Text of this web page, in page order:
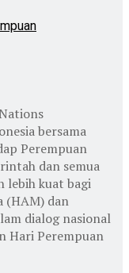
bersama
Perempuan
dan semua
lebih kuat bagi
(HAM) dan
dialog nasional
Hari Perempuan